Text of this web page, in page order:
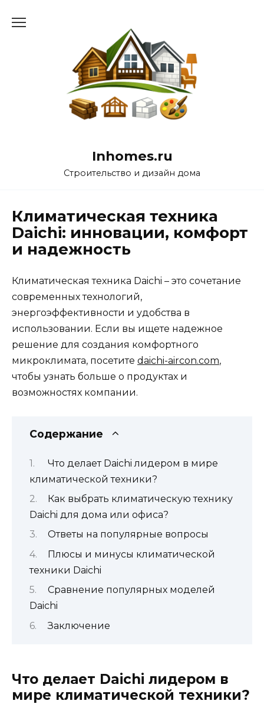
Inhomes.ru
Строительство и дизайн дома
Климатическая техника
Daichi: инновации, комфорт
и надежность
Климатическая техника Daichi – это сочетание
современных технологий,
энергоэффективности и удобства в
использовании. Если вы ищете надежное
решение для создания комфортного
микроклимата, посетите daichi-aircon.com,
чтобы узнать больше о продуктах и
возможностях компании.
Содержание
Что делает Daichi лидером в мире
климатической техники?
Как выбрать климатическую технику
Daichi для дома или офиса?
Ответы на популярные вопросы
Плюсы и минусы климатической
техники Daichi
Сравнение популярных моделей
Daichi
Заключение
Что делает Daichi лидером в
мире климатической техники?